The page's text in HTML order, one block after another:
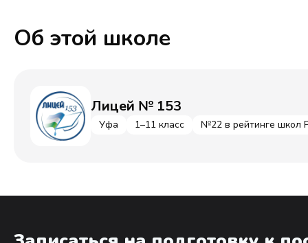
Об этой школе
Лицей № 153
Уфа 1–11 класс №22 в рейтинге школ